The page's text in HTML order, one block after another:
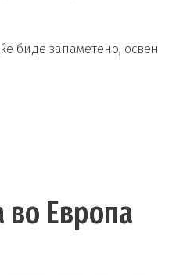
биде запаметено, освен
во Европа